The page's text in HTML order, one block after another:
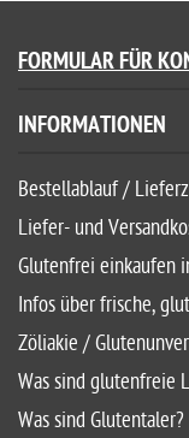
FORMULAR FÜR
INFORMATIONEN
Bestellablauf /
Liefer- und
Glutenfrei einkaufen
Infos über frische,
Zöliakie /
Was sind glutenfreie
Was sind Glutentaler?